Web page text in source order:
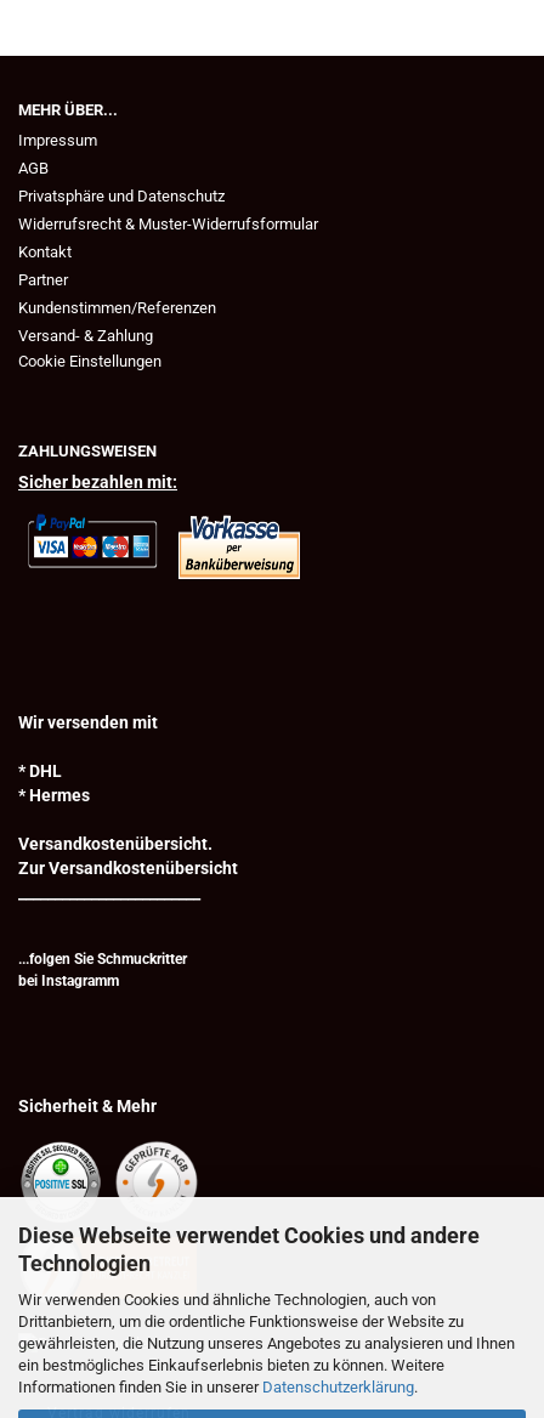
Diese Webseite verwendet Cookies und andere
Technologien
Wir verwenden Cookies und ähnliche Technologien, auch von
Drittanbietern, um die ordentliche Funktionsweise der Website zu
gewährleisten, die Nutzung unseres Angebotes zu analysieren und Ihnen
ein bestmögliches Einkaufserlebnis bieten zu können. Weitere
Informationen finden Sie in unserer Datenschutzerklärung.
MEHR ÜBER...
Impressum
AGB
Privatsphäre und Datenschutz
Widerrufsrecht & Muster-Widerrufsformular
Kontakt
Partner
Kundenstimmen/Referenzen
Versand- & Zahlung
Cookie Einstellungen
ZAHLUNGSWEISEN
Sicher bezahlen mit:
Wir versenden mit
* DHL
* Hermes
Versandkostenübersicht.
Zur Versandkostenübersicht
...folgen Sie Schmuckritter
bei Instagramm
Sicherheit & Mehr
Vertrag widerrufen